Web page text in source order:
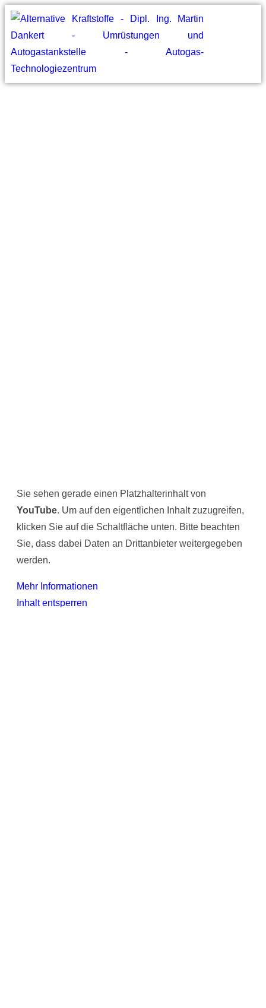
Sie sehen gerade einen Platzhalterinhalt von
YouTube. Um auf den eigentlichen Inhalt zuzugreifen,
klicken Sie auf die Schaltfläche unten. Bitte beachten
Sie, dass dabei Daten an Drittanbieter weitergegeben
werden.
Mehr Informationen
Inhalt entsperren